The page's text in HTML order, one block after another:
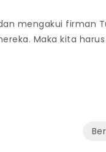
mengakui firman
Maka kita